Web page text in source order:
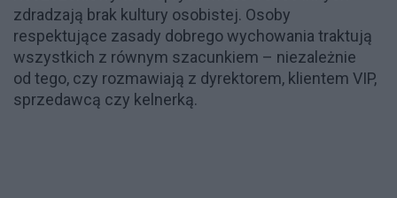
zdradzają brak kultury osobistej. Osoby
respektujące zasady dobrego wychowania traktują
wszystkich z równym szacunkiem – niezależnie
od tego, czy rozmawiają z dyrektorem, klientem VIP,
sprzedawcą czy kelnerką.